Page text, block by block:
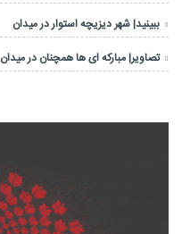
ببینید| شهر دیزیچه استوار در میدان
تصاویر| مبارکه ای ها همچنان در میدان